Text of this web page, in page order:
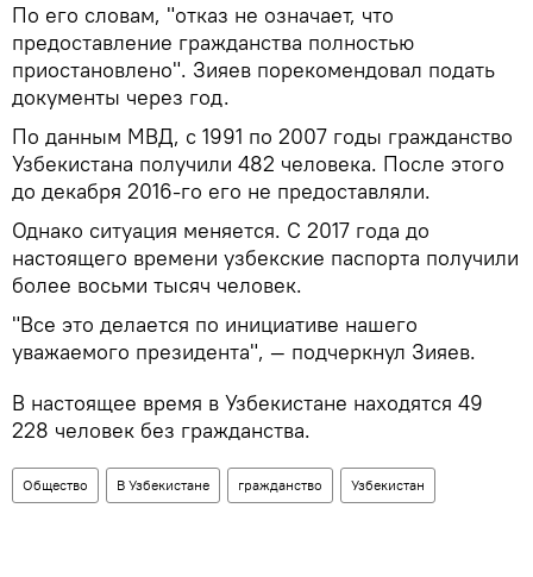
По его словам, "отказ не означает, что
предоставление гражданства полностью
приостановлено". Зияев порекомендовал подать
документы через год.
По данным МВД, с 1991 по 2007 годы гражданство
Узбекистана получили 482 человека. После этого
до декабря 2016-го его не предоставляли.
Однако ситуация меняется. С 2017 года до
настоящего времени узбекские паспорта получили
более восьми тысяч человек.
"Все это делается по инициативе нашего
уважаемого президента", — подчеркнул Зияев.
В настоящее время в Узбекистане находятся 49
228 человек без гражданства.
Общество В Узбекистане гражданство Узбекистан